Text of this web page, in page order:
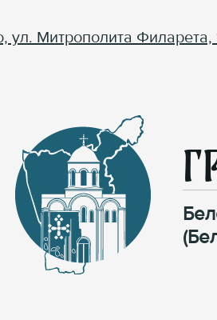
ул. Митрополита Филарета,